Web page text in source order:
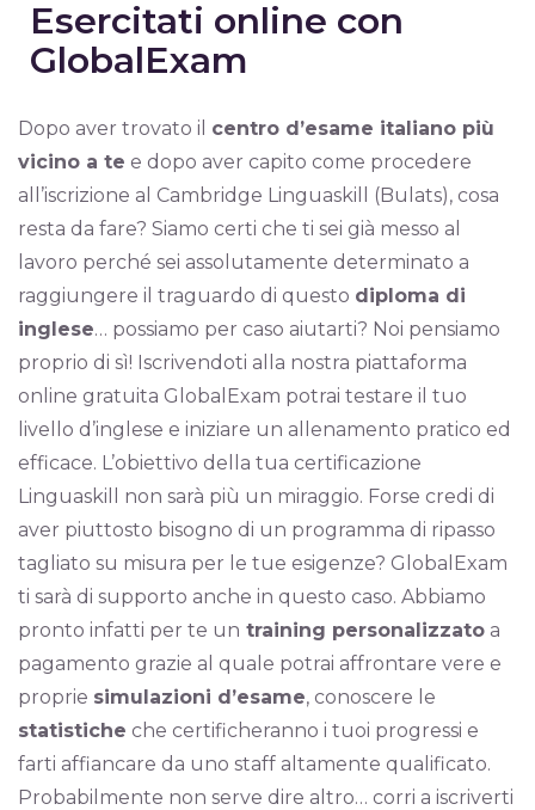
Esercitati online con
GlobalExam
Dopo aver trovato il centro d’esame italiano più
vicino a te e dopo aver capito come procedere
all’iscrizione al Cambridge Linguaskill (Bulats), cosa
resta da fare? Siamo certi che ti sei già messo al
lavoro perché sei assolutamente determinato a
raggiungere il traguardo di questo diploma di
inglese… possiamo per caso aiutarti? Noi pensiamo
proprio di sì! Iscrivendoti alla nostra piattaforma
online gratuita GlobalExam potrai testare il tuo
livello d’inglese e iniziare un allenamento pratico ed
efficace. L’obiettivo della tua certificazione
Linguaskill non sarà più un miraggio. Forse credi di
aver piuttosto bisogno di un programma di ripasso
tagliato su misura per le tue esigenze? GlobalExam
ti sarà di supporto anche in questo caso. Abbiamo
pronto infatti per te un training personalizzatoa
pagamento grazie al quale potrai affrontare vere e
proprie simulazioni d’esame, conoscere le
statistiche che certificheranno i tuoi progressi e
farti affiancare da uno staff altamente qualificato.
Probabilmente non serve dire altro… corri a iscriverti